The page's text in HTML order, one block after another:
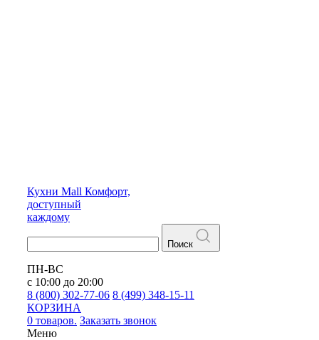
Кухни Mall Комфорт,
доступный
каждому
Поиск
ПН-ВС
с 10:00 до 20:00
8 (800) 302-77-06 8 (499) 348-15-11
КОРЗИНА
0 товаров. Заказать звонок
Меню